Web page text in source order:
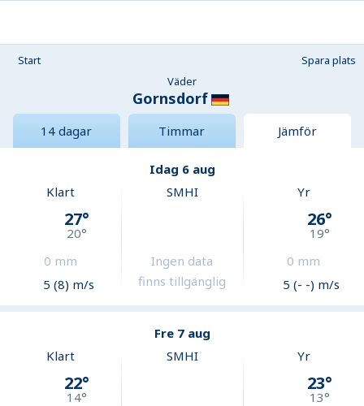
Start
Spara plats
Väder
Gornsdorf
14 dagar Timmar Jämför
Idag 6 aug
Klart
27°
20°
0 mm
5 (8) m/s
SMHI
Ingen data
finns tillgänglig
Yr
26°
19°
0 mm
5 (- -) m/s
Fre 7 aug
Klart
22°
14°
SMHI Yr
23°
13°